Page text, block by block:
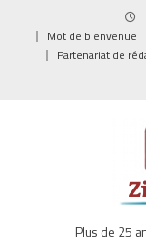
Mot de bienvenue
Partenariat de
Plus de 25